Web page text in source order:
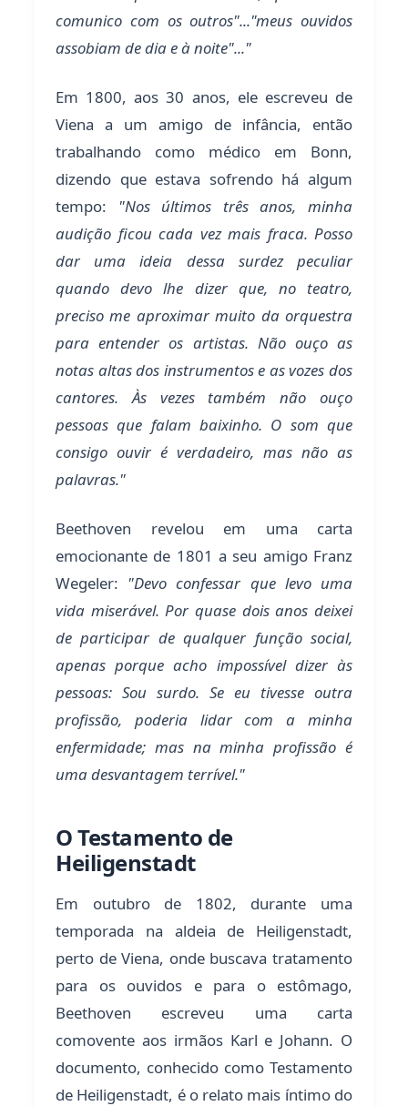
comunico com os outros"..."meus ouvidos
assobiam de dia e à noite"..."
Em 1800, aos 30 anos, ele escreveu de
Viena a um amigo de infância, então
trabalhando como médico em Bonn,
dizendo que estava sofrendo há algum
tempo:
"Nos últimos três anos, minha
audição ficou cada vez mais fraca. Posso
dar uma ideia dessa surdez peculiar
quando devo lhe dizer que, no teatro,
preciso me aproximar muito da orquestra
para entender os artistas. Não ouço as
notas altas dos instrumentos e as vozes dos
cantores. Às vezes também não ouço
pessoas que falam baixinho. O som que
consigo ouvir é verdadeiro, mas não as
palavras."
Beethoven revelou em uma carta
emocionante de 1801 a seu amigo Franz
Wegeler: "Devo confessar que levo uma
vida miserável. Por quase dois anos deixei
de participar de qualquer função social,
apenas porque acho impossível dizer às
pessoas: Sou surdo. Se eu tivesse outra
profissão, poderia lidar com a minha
enfermidade; mas na minha profissão é
uma desvantagem terrível."
O Testamento de
Heiligenstadt
Em outubro de 1802, durante uma
temporada na aldeia de Heiligenstadt,
perto de Viena, onde buscava tratamento
para os ouvidos e para o estômago,
Beethoven escreveu uma carta
comovente aos irmãos Karl e Johann. O
documento, conhecido como Testamento
de Heiligenstadt, é o relato mais íntimo do